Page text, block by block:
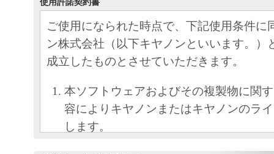
ご使用になられた時点で、下記使用条件に
ン株式会社（以下キヤノンといいます。）
成立したものとさせていただきます。
本ソフトウェアおよびその複製物に関
容によりキヤノンまたはキヤノンのラ
します。